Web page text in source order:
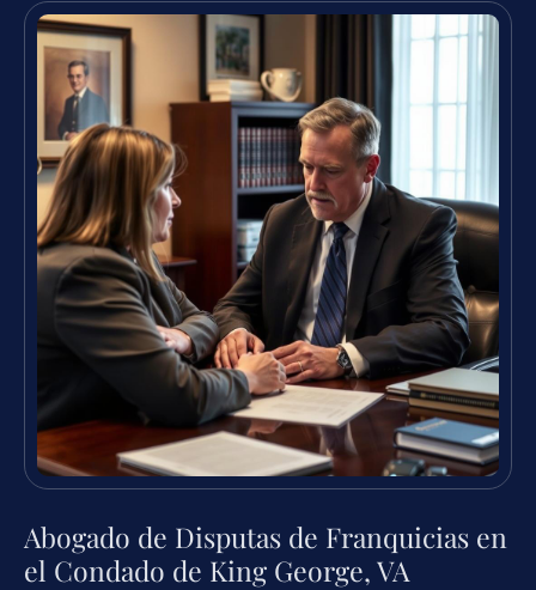
Abogado de Disputas de Franquicias en
el Condado de King George, VA